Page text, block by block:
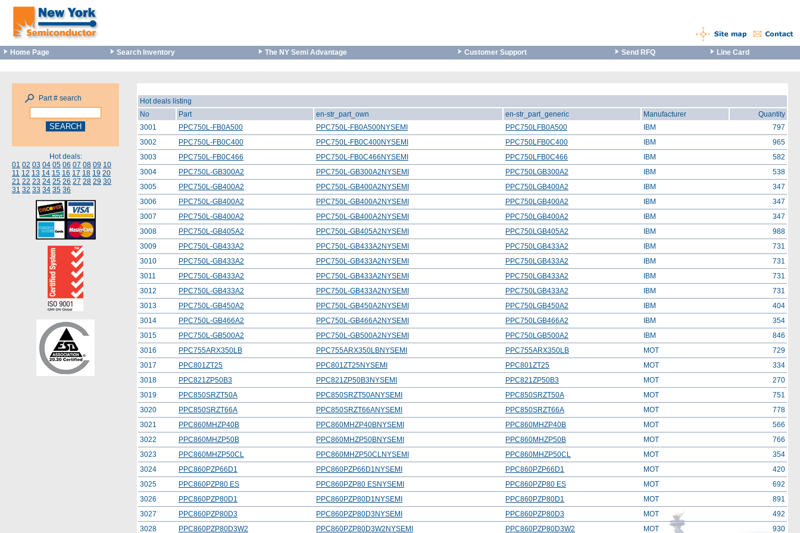
Home Page Search Inventory The NY Semi Advantage Customer Support Send RFQ Line Card
Part # search
Hot deals:
01 02 03 04 05 06 07 08 09 10
11 12 13 14 15 16 17 18 19 20
21 22 23 24 25 26 27 28 29 30
31 32 33 34 35 36
Hot deals listing
No
Part en-str_part_own en-str_part_generic Manufacturer
Quantity
3001
PPC750L-FB0A500 PPC750L-FB0A500NYSEMI PPC750LFB0A500 IBM
797
3002
PPC750L-FB0C400 PPC750L-FB0C400NYSEMI PPC750LFB0C400 IBM
965
3003
PPC750L-FB0C466 PPC750L-FB0C466NYSEMI PPC750LFB0C466 IBM
582
3004
PPC750L-GB300A2 PPC750L-GB300A2NYSEMI PPC750LGB300A2 IBM
538
3005
PPC750L-GB400A2 PPC750L-GB400A2NYSEMI PPC750LGB400A2 IBM
347
3006
PPC750L-GB400A2 PPC750L-GB400A2NYSEMI PPC750LGB400A2 IBM
347
3007
PPC750L-GB400A2 PPC750L-GB400A2NYSEMI PPC750LGB400A2 IBM
347
3008
PPC750L-GB405A2 PPC750L-GB405A2NYSEMI PPC750LGB405A2 IBM
988
3009
PPC750L-GB433A2 PPC750L-GB433A2NYSEMI PPC750LGB433A2 IBM
731
3010
PPC750L-GB433A2 PPC750L-GB433A2NYSEMI PPC750LGB433A2 IBM
731
3011
PPC750L-GB433A2 PPC750L-GB433A2NYSEMI PPC750LGB433A2 IBM
731
3012
PPC750L-GB433A2 PPC750L-GB433A2NYSEMI PPC750LGB433A2 IBM
731
3013
PPC750L-GB450A2 PPC750L-GB450A2NYSEMI PPC750LGB450A2 IBM
404
3014
PPC750L-GB466A2 PPC750L-GB466A2NYSEMI PPC750LGB466A2 IBM
354
3015
PPC750L-GB500A2 PPC750L-GB500A2NYSEMI PPC750LGB500A2 IBM
846
3016
PPC755ARX350LB PPC755ARX350LBNYSEMI PPC755ARX350LB MOT
729
3017
PPC801ZT25 PPC801ZT25NYSEMI PPC801ZT25 MOT
334
3018
PPC821ZP50B3 PPC821ZP50B3NYSEMI PPC821ZP50B3 MOT
270
3019
PPC850SRZT50A PPC850SRZT50ANYSEMI PPC850SRZT50A MOT
751
3020
PPC850SRZT66A PPC850SRZT66ANYSEMI PPC850SRZT66A MOT
778
3021
PPC860MHZP40B PPC860MHZP40BNYSEMI PPC860MHZP40B MOT
566
3022
PPC860MHZP50B PPC860MHZP50BNYSEMI PPC860MHZP50B MOT
766
3023
PPC860MHZP50CL PPC860MHZP50CLNYSEMI PPC860MHZP50CL MOT
354
3024
PPC860PZP66D1 PPC860PZP66D1NYSEMI PPC860PZP66D1 MOT
420
3025
PPC860PZP80 ES PPC860PZP80 ESNYSEMI PPC860PZP80 ES MOT
692
3026
PPC860PZP80D1 PPC860PZP80D1NYSEMI PPC860PZP80D1 MOT
891
3027
PPC860PZP80D3 PPC860PZP80D3NYSEMI PPC860PZP80D3 MOT
492
3028
PPC860PZP80D3W2 PPC860PZP80D3W2NYSEMI PPC860PZP80D3W2 MOT 930